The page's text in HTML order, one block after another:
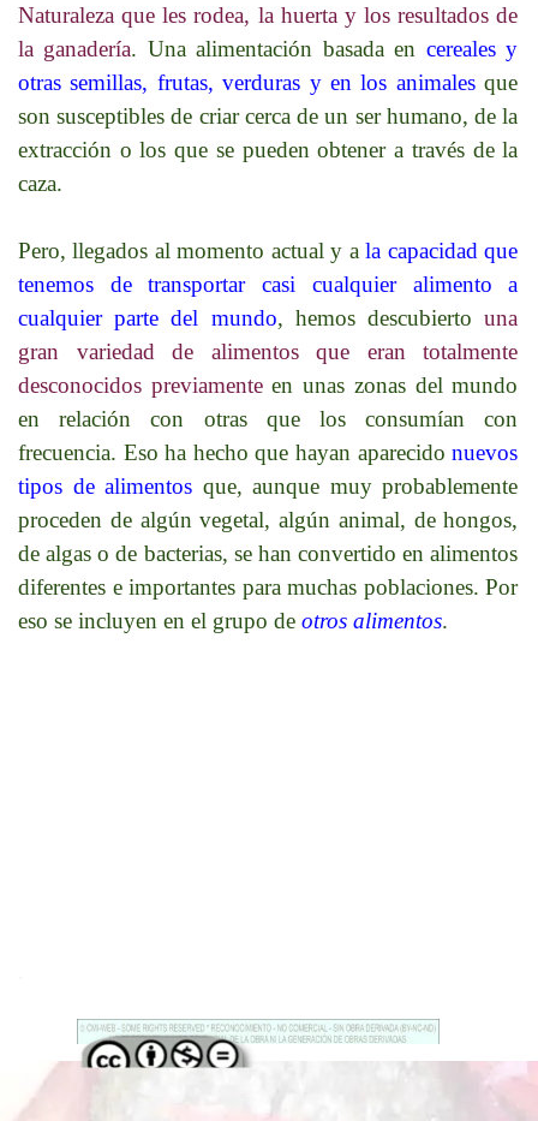
Naturaleza que les rodea, la huerta y los resultados de
la ganadería. Una alimentación basada en cereales y
otras semillas, frutas, verduras y en los animalesque
son susceptibles de criar cerca de un ser humano, de la
extracción o los que se pueden obtener a través de la
caza.
Pero, llegados al momento actual y ala capacidad que
tenemos de transportar casi cualquier alimento a
cualquier parte del mundo, hemos descubiertouna
gran variedad de alimentos que eran totalmente
desconocidos previamenteen unas zonas del mundo
en relación con otras que los consumían con
frecuencia. Eso ha hecho que hayan aparecidonuevos
tipos de alimentos que, aunque muy probablemente
proceden de algún vegetal, algún animal, de hongos,
de algas o de bacterias, se han convertido en alimentos
diferentes e importantes para muchas poblaciones. Por
eso se incluyen en el grupo de otros alimentos.
Regreso al contenido